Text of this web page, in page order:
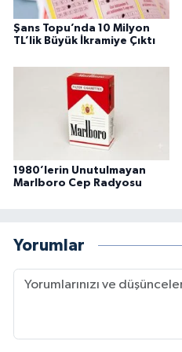
Şans Topu’nda 10 Milyon
TL’lik Büyük İkramiye Çıktı
1980’lerin Unutulmayan
Marlboro Cep Radyosu
Yorumlar